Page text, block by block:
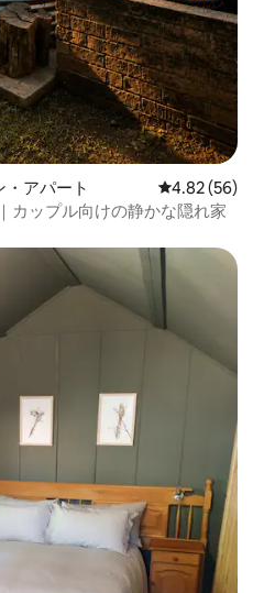
アパート レビュー56
4.82 (56)
カップル向けの静かな隠れ家